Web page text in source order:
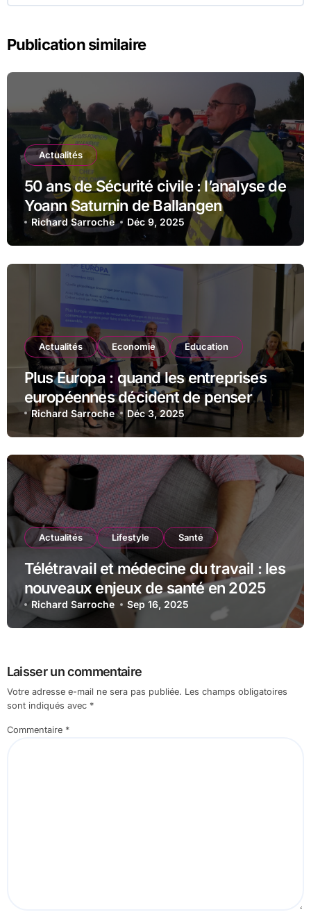
Publication similaire
Actualités
50 ans de Sécurité civile : l’analyse de
Yoann Saturnin de Ballangen
Richard Sarroche Déc 9, 2025
Actualités Economie Education
Plus Europa : quand les entreprises
européennes décident de penser
ensemble
Richard Sarroche Déc 3, 2025
Actualités Lifestyle Santé
Télétravail et médecine du travail : les
nouveaux enjeux de santé en 2025
Richard Sarroche Sep 16, 2025
Laisser un commentaire
Votre adresse e-mail ne sera pas publiée. Les champs obligatoires
sont indiqués avec *
Commentaire *